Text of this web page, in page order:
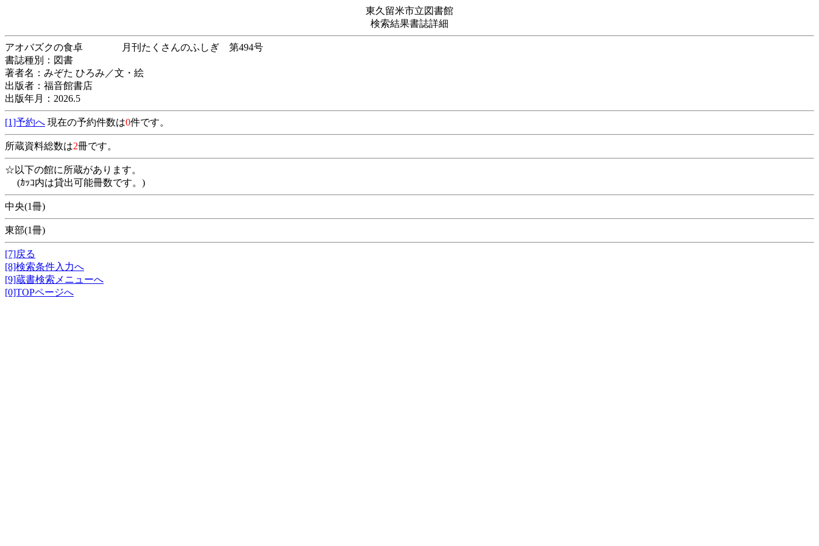
東久留米市立図書館
検索結果書誌詳細
アオバズクの食卓 月刊たくさんのふしぎ 第494号
書誌種別：図書
著者名：みぞた ひろみ／文・絵
出版者：福音館書店
出版年月：2026.5
[1]予約へ 現在の予約件数は0件です。
所蔵資料総数は2冊です。
☆以下の館に所蔵があります。
(ｶｯｺ内は貸出可能冊数です。)
中央(1冊)
東部(1冊)
[7]戻る
[8]検索条件入力へ
[9]蔵書検索メニューへ
[0]TOPページへ